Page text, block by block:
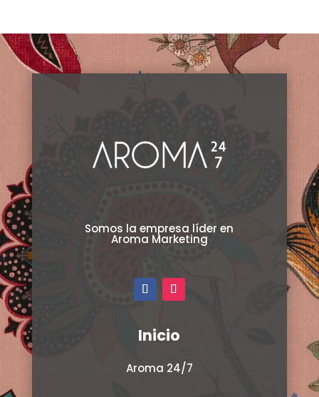
Somos la empresa líder en
Aroma Marketing
Inicio
Aroma 24/7